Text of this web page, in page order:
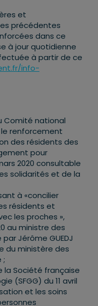
et
précédentes
dans ce
à jour quotidienne
à partir de ce
info-
Comité national
renforcement
des résidents des
pour
2020 consultable
solidarités et de la
à «concilier
résidents et
les proches »,
au ministre des
Jérôme GUEDJ
du ministère des
;
la Société française
(SFGG) du 11 avril
et les soins